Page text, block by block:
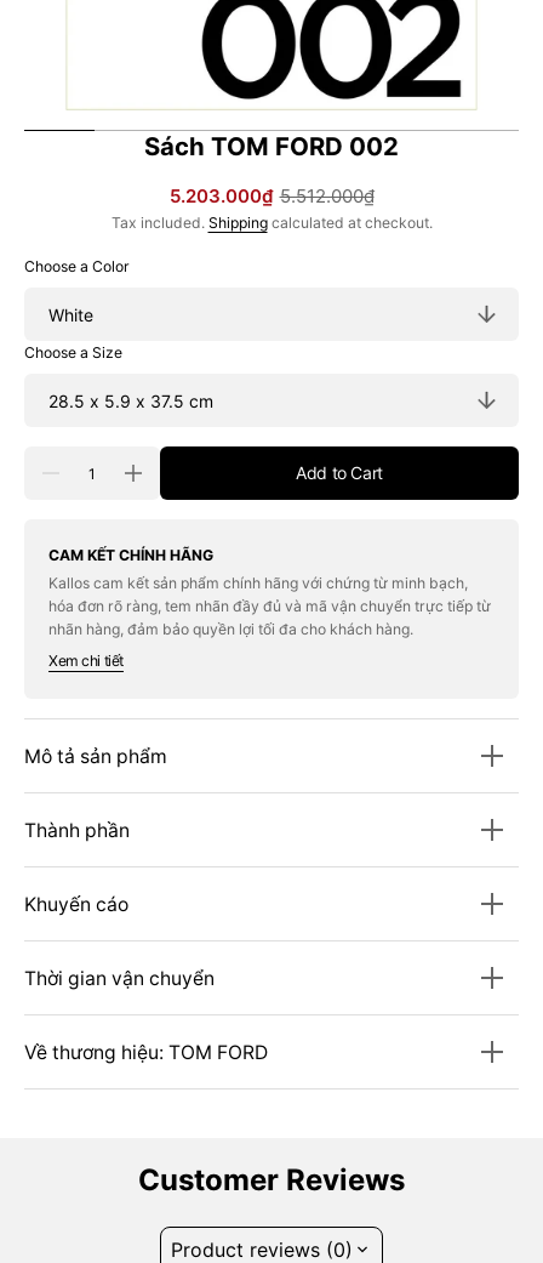
Sách TOM FORD 002
Sale
price
5.203.000₫
Regular
price
5.512.000₫
Tax included. Shippingcalculated at checkout.
Choose a Color
Choose a Size
Decrease
TOM
002
Increase
quantity
TOM
002
Add to Cart
CAM KẾT CHÍNH HÃNG
Kallos cam kết sản phẩm chính hãng với chứng từ minh bạch,
hóa đơn rõ ràng, tem nhãn đầy đủ và mã vận chuyển trực tiếp từ
nhãn hàng, đảm bảo quyền lợi tối đa cho khách hàng.
Xem chi tiết
Mô tả sản phẩm
Thành phần
Khuyến cáo
Thời gian vận chuyển
Về thương hiệu: TOM FORD
Customer Reviews
Product reviews (0)